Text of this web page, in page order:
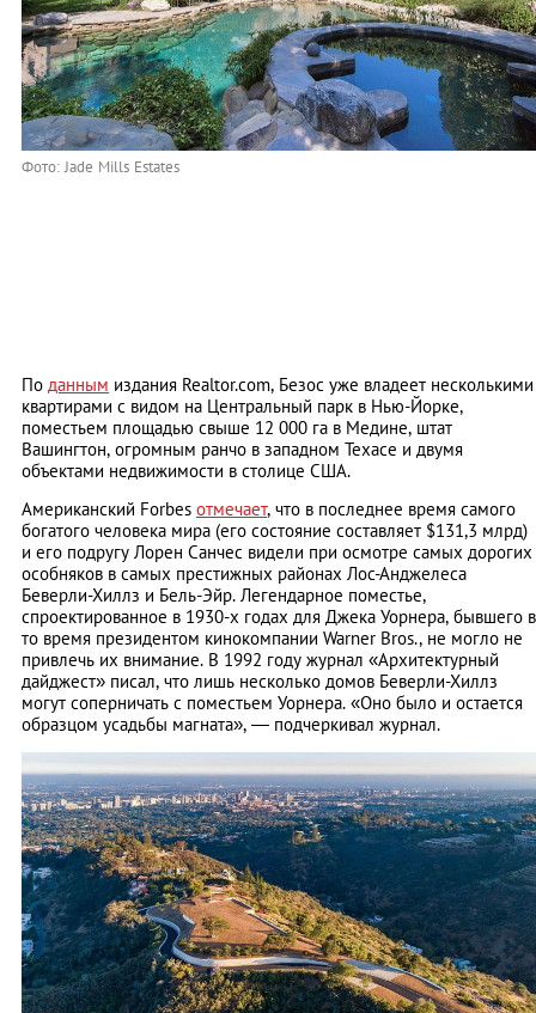
Фото: Jade Mills Estates
По данным издания Realtor.com, Безос уже владеет несколькими
квартирами с видом на Центральный парк в Нью-Йорке,
поместьем площадью свыше 12 000 га в Медине, штат
Вашингтон, огромным ранчо в западном Техасе и двумя
объектами недвижимости в столице США.
Американский Forbes отмечает, что в последнее время самого
богатого человека мира (его состояние составляет $131,3 млрд)
и его подругу Лорен Санчес видели при осмотре самых дорогих
особняков в самых престижных районах Лос-Анджелеса
Беверли-Хиллз и Бель-Эйр. Легендарное поместье,
спроектированное в 1930-х годах для Джека Уорнера, бывшего в
то время президентом кинокомпании Warner Bros., не могло не
привлечь их внимание. В 1992 году журнал «Архитектурный
дайджест» писал, что лишь несколько домов Беверли-Хиллз
могут соперничать с поместьем Уорнера. «Оно было и остается
образцом усадьбы магната», — подчеркивал журнал.